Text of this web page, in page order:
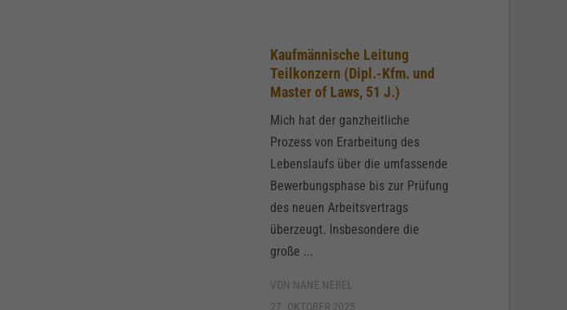
Kaufmännische Leitung
Teilkonzern (Dipl.-Kfm. und
Master of Laws, 51 J.)
Mich hat der ganzheitliche
Prozess von Erarbeitung des
Lebenslaufs über die umfassende
Bewerbungsphase bis zur Prüfung
des neuen Arbeitsvertrags
überzeugt. Insbesondere die
große ...
VON NANE NEBEL
27. OKTOBER 2025